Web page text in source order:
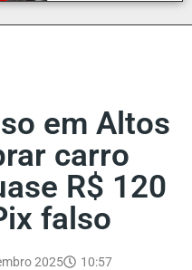
em Altos
carro
R$ 120
falso
2025
10:57